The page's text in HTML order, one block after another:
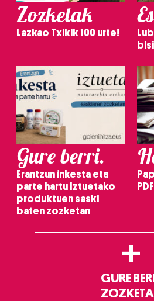
Zozketak
Lazkao Txikik 100 urte!
Gure berri.
Erantzun inkesta eta
parte hartu Iztuetako
produktuen saski
baten zozketan
+
GURE